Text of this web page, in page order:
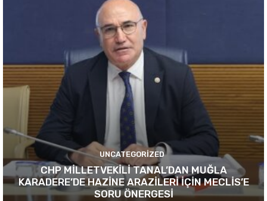
UNCATEGORIZED
CHP MİLLETVEKİLİ TANAL’DAN MUĞLA
KARADERE’DE HAZİNE ARAZİLERİ İÇİN MECLİS’E
SORU ÖNERGESİ